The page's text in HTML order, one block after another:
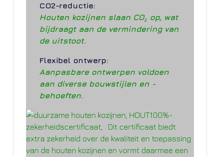
CO2-reductie:
Houten kozijnen slaan CO₂ op, wat
bijdraagt aan de vermindering van
de uitstoot.
Flexibel ontwerp:
Aanpasbare ontwerpen voldoen
aan diverse bouwstijlen en -
behoeften.